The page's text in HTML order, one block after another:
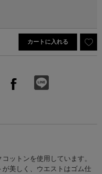
カートに入れる
ットンを使用しています。
美しく、ウエストはゴム仕